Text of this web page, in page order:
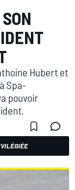
Hubert et
Spa-
pouvoir